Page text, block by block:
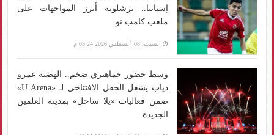
إسبانيا.. برشلونة أبرز المواجهات على
ملعب كامب نو
السبت، 08 أغسطس 2026 05:24 م
وسط حضور جماهيري ضخم.. الهضبة عمرو
دياب يشعل الحفل الافتتاحي لـ «U Arena»
ضمن فعاليات «يلا ساحل» بمدينة العلمين
الجديدة